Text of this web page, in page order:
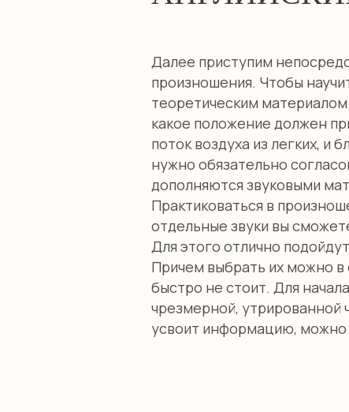
Далее приступим
произношения. Чтобы
теоретическим
какое положение должен
поток воздуха из легких, и
нужно обязательно
дополняются звуковыми
Практиковаться в
отдельные звуки вы
Для этого отлично
Причем выбрать их можно в
быстро не стоит. Для
чрезмерной, утрированной
усвоит информацию, можно